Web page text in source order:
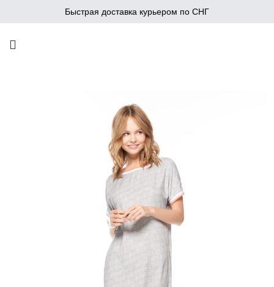
Быстрая доставка курьером по СНГ